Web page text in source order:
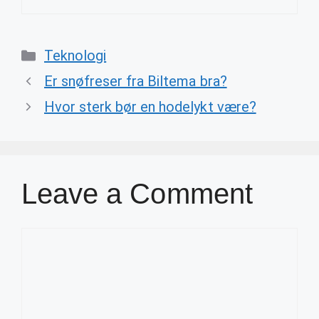
Categories
Teknologi
Er snøfreser fra Biltema bra?
Hvor sterk bør en hodelykt være?
Leave a Comment